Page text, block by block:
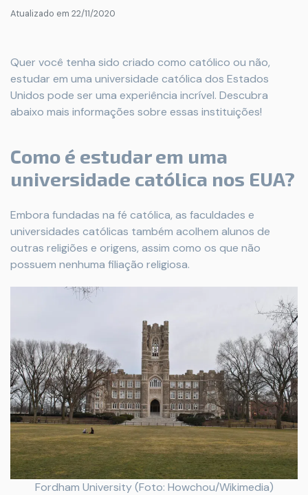
Atualizado em 22/11/2020
Quer você tenha sido criado como católico ou não,
estudar em uma universidade católica dos Estados
Unidos pode ser uma experiência incrível. Descubra
abaixo mais informações sobre essas instituições!
Como é estudar em uma
universidade católica nos EUA?
Embora fundadas na fé católica, as faculdades e
universidades católicas também acolhem alunos de
outras religiões e origens, assim como os que não
possuem nenhuma filiação religiosa.
Fordham University (Foto: Howchou/Wikimedia)